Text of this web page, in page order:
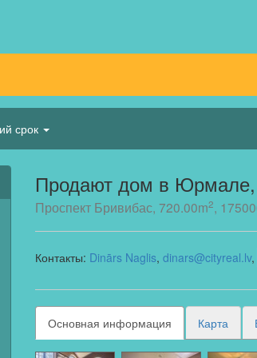
срок
Продают дом в Юрмале,
Проспект Бривибас, 720.00m2,
Контакты: Dinārs Naglis dinars@cityreal.lv
Основная информация Карта